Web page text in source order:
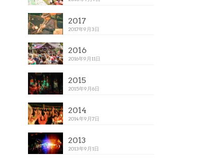
2017
2017年9月3日
2016
2016年9月11日
2015
2015年9月6日
2014
2014年9月7日
2013
2013年9月1日